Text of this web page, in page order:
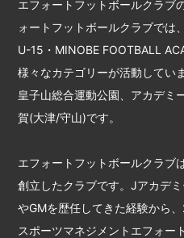
エフォートフットボールクラブ
ォートフットボールクラブでは
U-15・MINOBE FOOTBALL
様々なカテゴリーが活動してい
皇子山総合運動公園、アカデミ
賀(大津/守山)です。
エフォートフットボールクラブ
創立したクラブです。Jアカデ
やGMを歴任してきた経験から
スポーツマネジメントエフォー